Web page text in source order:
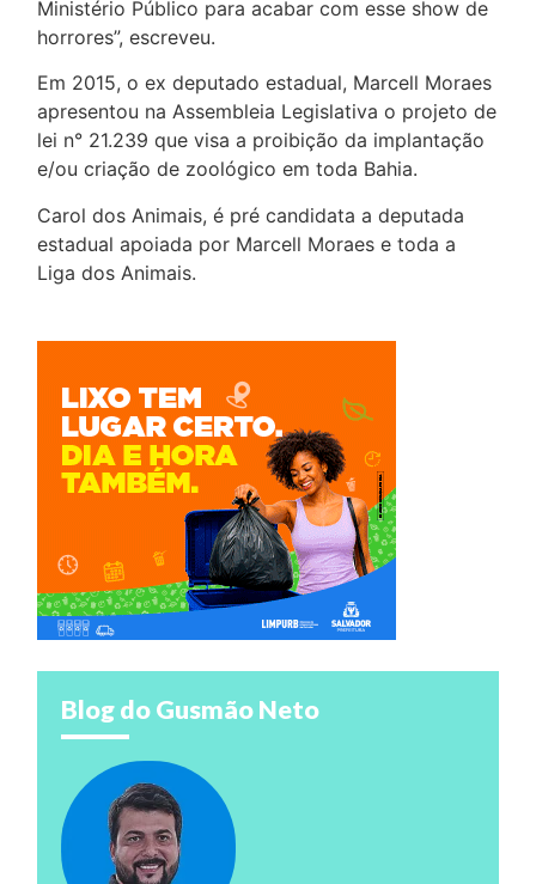
Ministério Público para acabar com esse show de
horrores”, escreveu.
Em 2015, o ex deputado estadual, Marcell Moraes
apresentou na Assembleia Legislativa o projeto de
lei n° 21.239 que visa a proibição da implantação
e/ou criação de zoológico em toda Bahia.
Carol dos Animais, é pré candidata a deputada
estadual apoiada por Marcell Moraes e toda a
Liga dos Animais.
Blog do Gusmão Neto